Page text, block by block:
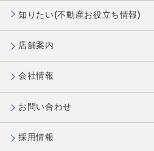
知りたい(不動産お役立ち情報)
店舗案内
会社情報
お問い合わせ
採用情報